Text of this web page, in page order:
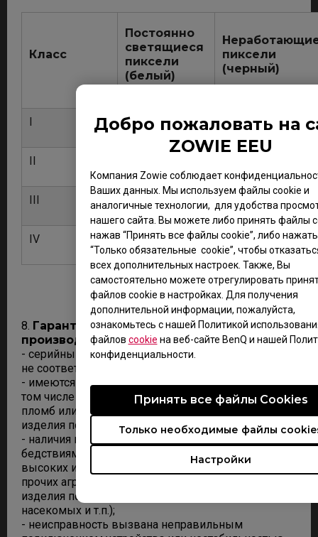
Добро пожаловать на
ZOWIE EEU
Компания Zowie соблюдает
Ваших данных. Мы используем файлы cookie и
аналогичные технологии, для удобства
нашего сайта. Вы можете либо принять файлы
нажав “Принять все файлы cookie”, либо нажать
“Только обязательные cookie”, чтобы
всех дополнительных настроек. Также, Вы
самостоятельно можете отрегулировать
файлов cookie в настройках. Для получения
дополнительной информации, пожалуйста,
ознакомьтесь с нашей Политикой
файлов cookie на веб-сайте BenQ и нашей
конфиденциальности.
Настройки
Только необходимые файлы
Принять все файлы Сookies
Класс
Постоянно
светящиеся
пиксели
(белый)
пиксели
(черный)
I 0 0
II
III 5
IV 50 150
8. Гарантийное обслуживание не
производится в случае:
- серийный номер изделия не читаем, изменен или
не соответствует указанному в гарантийной карте;
- имеются механические повреждения корпуса (в
том числе царапин на поверхности ЖК матрицы),
пломб или наклеек возникших после передачи
изделия потребителю;
- наличия повреждений, вызванных стихийными
бедствиями или воздействием жидкостей,
высоких и низких температур, табачного дыма и
прочих агрессивных сред, проникновения внутрь
изделия посторонних предметов и веществ (пыли,
насекомых и т.п.);
- неисправность вызвана неправильным